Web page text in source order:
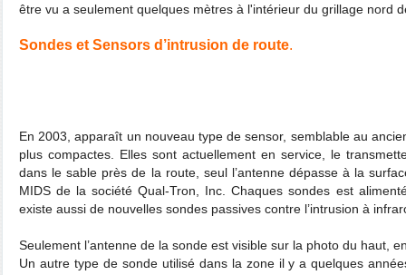
être vu a seulement quelques mètres à l'intérieur du grillage nord
Sondes et Sensors d’intrusion de route.
En 2003, apparaît un nouveau type de sensor, semblable au
plus compactes. Elles sont actuellement en service, le
dans le sable près de la route, seul l’antenne dépasse à la
MIDS de la société Qual-Tron, Inc. Chaques sondes est
existe aussi de nouvelles sondes passives contre l’intrusion à
Seulement l’antenne de la sonde est visible sur la photo du haut,
Un autre type de sonde utilisé dans la zone il y a quelques